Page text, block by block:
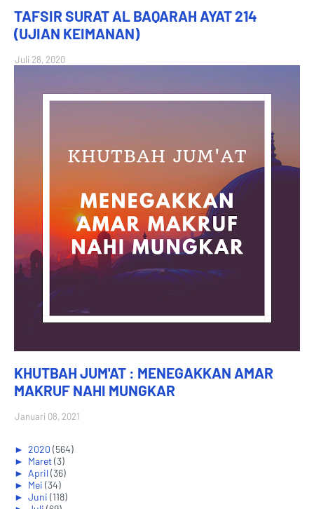
TAFSIR SURAT AL BAQARAH AYAT 214
(UJIAN KEIMANAN)
Juli 28, 2020
KHUTBAH JUM'AT : MENEGAKKAN AMAR
MAKRUF NAHI MUNGKAR
Januari 08, 2021
► 2020 (564)
► Maret(3)
► April(36)
► Mei (34)
► Juni (118)